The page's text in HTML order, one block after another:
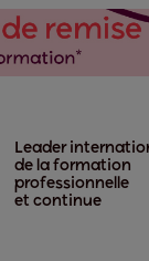
Leader
de la formation
professionnelle
et continue